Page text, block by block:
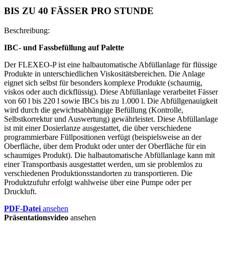
BIS ZU 40 FÄSSER PRO STUNDE
Beschreibung:
IBC- und Fassbefüllung auf Palette
Der FLEXEO-P ist eine halbautomatische Abfüllanlage für flüssige
Produkte in unterschiedlichen Viskositätsbereichen. Die Anlage
eignet sich selbst für besonders komplexe Produkte (schaumig,
viskos oder auch dickflüssig). Diese Abfüllanlage verarbeitet Fässer
von 60 l bis 220 l sowie IBCs bis zu 1.000 l. Die Abfüllgenauigkeit
wird durch die gewichtsabhängige Befüllung (Kontrolle,
Selbstkorrektur und Auswertung) gewährleistet. Diese Abfüllanlage
ist mit einer Dosierlanze ausgestattet, die über verschiedene
programmierbare Füllpositionen verfügt (beispielsweise an der
Oberfläche, über dem Produkt oder unter der Oberfläche für ein
schaumiges Produkt). Die halbautomatische Abfüllanlage kann mit
einer Transportbasis ausgestattet werden, um sie problemlos zu
verschiedenen Produktionsstandorten zu transportieren. Die
Produktzufuhr erfolgt wahlweise über eine Pumpe oder per
Druckluft.
PDF-Datei ansehen
Präsentationsvideo ansehen